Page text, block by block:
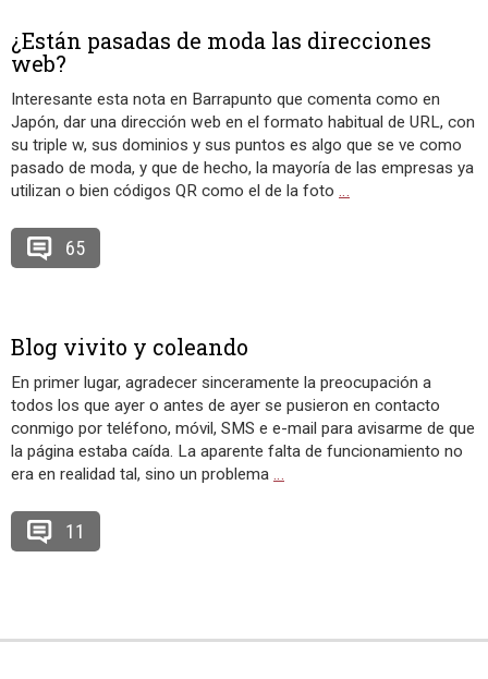
¿Están pasadas de moda las direcciones
web?
Interesante esta nota en Barrapunto que comenta como en
Japón, dar una dirección web en el formato habitual de URL, con
su triple w, sus dominios y sus puntos es algo que se ve como
pasado de moda, y que de hecho, la mayoría de las empresas ya
utilizan o bien códigos QR como el de la foto …
65
Blog vivito y coleando
En primer lugar, agradecer sinceramente la preocupación a
todos los que ayer o antes de ayer se pusieron en contacto
conmigo por teléfono, móvil, SMS e e-mail para avisarme de que
la página estaba caída. La aparente falta de funcionamiento no
era en realidad tal, sino un problema …
11